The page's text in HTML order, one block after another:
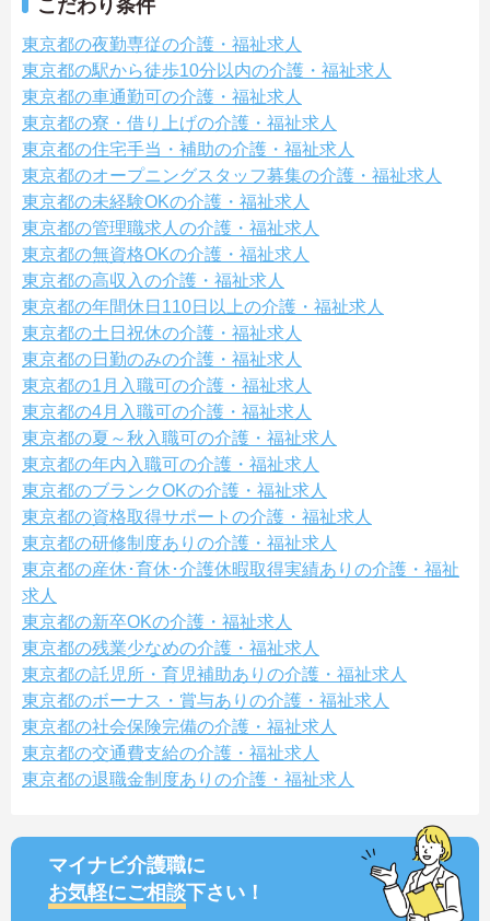
こだわり条件
東京都の夜勤専従の介護・福祉求人
東京都の駅から徒歩10分以内の介護・福祉求人
東京都の車通勤可の介護・福祉求人
東京都の寮・借り上げの介護・福祉求人
東京都の住宅手当・補助の介護・福祉求人
東京都のオープニングスタッフ募集の介護・福祉求人
東京都の未経験OKの介護・福祉求人
東京都の管理職求人の介護・福祉求人
東京都の無資格OKの介護・福祉求人
東京都の高収入の介護・福祉求人
東京都の年間休日110日以上の介護・福祉求人
東京都の土日祝休の介護・福祉求人
東京都の日勤のみの介護・福祉求人
東京都の1月入職可の介護・福祉求人
東京都の4月入職可の介護・福祉求人
東京都の夏～秋入職可の介護・福祉求人
東京都の年内入職可の介護・福祉求人
東京都のブランクOKの介護・福祉求人
東京都の資格取得サポートの介護・福祉求人
東京都の研修制度ありの介護・福祉求人
東京都の産休･育休･介護休暇取得実績ありの介護・福祉
求人
東京都の新卒OKの介護・福祉求人
東京都の残業少なめの介護・福祉求人
東京都の託児所・育児補助ありの介護・福祉求人
東京都のボーナス・賞与ありの介護・福祉求人
東京都の社会保険完備の介護・福祉求人
東京都の交通費支給の介護・福祉求人
東京都の退職金制度ありの介護・福祉求人
マイナビ介護職に
お気軽にご相談下さい！